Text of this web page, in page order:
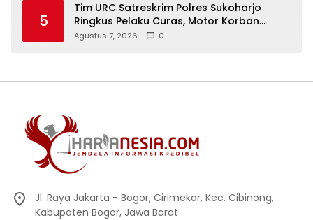
5
Tim URC Satreskrim Polres Sukoharjo
Ringkus Pelaku Curas, Motor Korban
Dibongkar untuk Hilangkan Jejak
Agustus 7, 2026 0
Jl. Raya Jakarta - Bogor, Cirimekar, Kec. Cibinong,
Kabupaten Bogor, Jawa Barat